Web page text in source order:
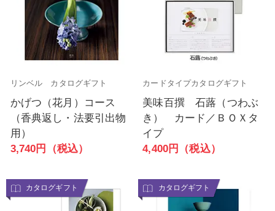
リンベル カタログギフト
かげつ（花月）コース
（香典返し・法要引出物
用）
3,740円（税込）
カードタイプカタログギフト
美味百撰 石蕗（つわぶ
き） カード／ＢＯＸタ
イプ
4,400円（税込）
カタログギフト カタログギフト